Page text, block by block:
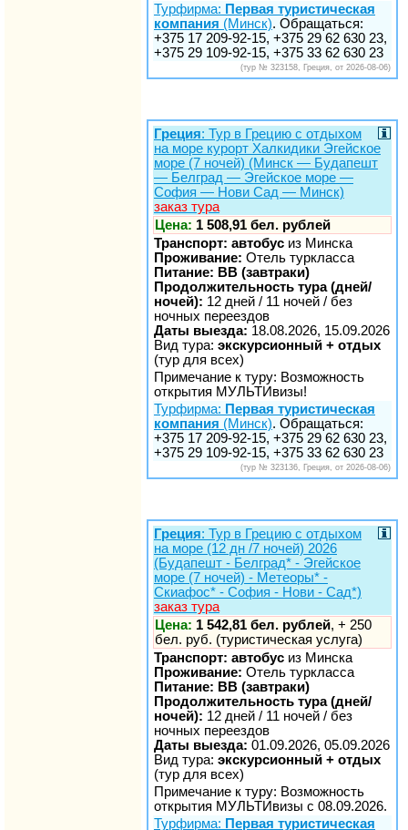
Турфирма: Первая туристическая
компания (Минск). Обращаться:
+375 17 209-92-15, +375 29 62 630 23,
+375 29 109-92-15, +375 33 62 630 23
(тур № 323158, Греция, от 2026-08-06)
Греция: Тур в Грецию с отдыхом
на море курорт Халкидики Эгейское
море (7 ночей) (Минск — Будапешт
— Белград — Эгейское море —
София — Нови Сад — Минск)
заказ тура
Цена: 1 508,91 бел. рублей
Транспорт: автобус из Минска
Проживание: Отель туркласса
Питание: BB (завтраки)
Продолжительность тура (дней/
ночей): 12 дней / 11 ночей / без
ночных переездов
Даты выезда: 18.08.2026, 15.09.2026
Вид тура: экскурсионный + отдых
(тур для всех)
Примечание к туру: Возможность
открытия МУЛЬТИвизы!
Турфирма: Первая туристическая
компания (Минск). Обращаться:
+375 17 209-92-15, +375 29 62 630 23,
+375 29 109-92-15, +375 33 62 630 23
(тур № 323136, Греция, от 2026-08-06)
Греция: Тур в Грецию с отдыхом
на море (12 дн /7 ночей) 2026
(Будапешт - Белград* - Эгейское
море (7 ночей) - Метеоры* -
Скиафос* - София - Нови - Сад*)
заказ тура
Цена: 1 542,81 бел. рублей, + 250
бел. руб. (туристическая услуга)
Транспорт: автобус из Минска
Проживание: Отель туркласса
Питание: BB (завтраки)
Продолжительность тура (дней/
ночей): 12 дней / 11 ночей / без
ночных переездов
Даты выезда: 01.09.2026, 05.09.2026
Вид тура: экскурсионный + отдых
(тур для всех)
Примечание к туру: Возможность
открытия МУЛЬТИвизы с 08.09.2026.
Турфирма: Первая туристическая